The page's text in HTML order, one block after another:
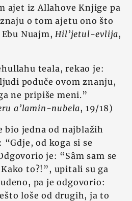
ajet iz Allahove Knjige pa
o tom ajetu ono što
Nuajm,Hil’jetul-evlija,
teala, rekao je:
poduče ovom znanju,
ne pripiše meni.”
a’lamin-nubela, 19/18)
bio jedna od najblažih
od koga si se
je: “Sâm sam se
to?!”, upitali su ga
pa je odgovorio:
loše od drugih, ja to